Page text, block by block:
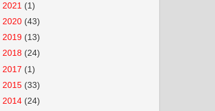
2021 (1)
2020 (43)
2019 (13)
2018 (24)
2017 (1)
2015 (33)
2014 (24)